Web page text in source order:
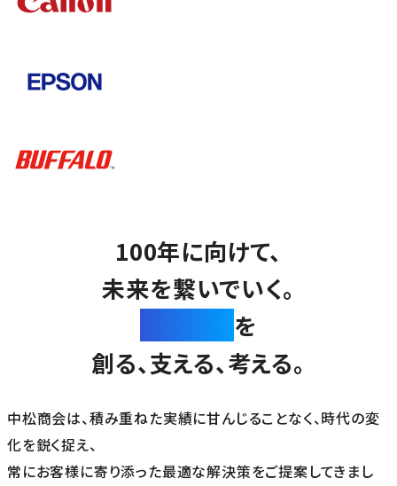
100年に向けて、
未来を繋いでいく。
を
創る、支える、考える。
中松商会は、積み重ねた実績に甘んじることなく、時代の変
化を鋭く捉え、
常にお客様に寄り添った最適な解決策をご提案してきまし